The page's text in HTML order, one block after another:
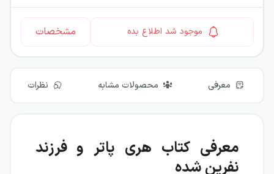
موجود شد اطلاع بده مشخصات
معرفی محصولات مشابه نظرات
معرفی کتاب هری پاتر و فرزند
نفرین شده